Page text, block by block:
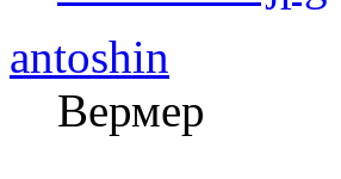
antoshin
Вермер